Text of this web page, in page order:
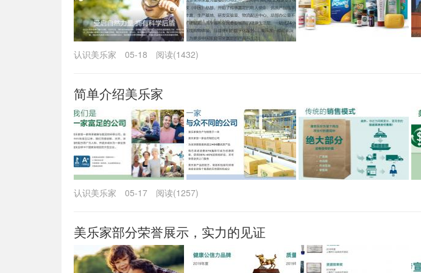
认识美乐家 05-18 阅读(1432)
简单介绍美乐家
认识美乐家 05-17 阅读(1257)
美乐家部分荣誉展示，实力的见证